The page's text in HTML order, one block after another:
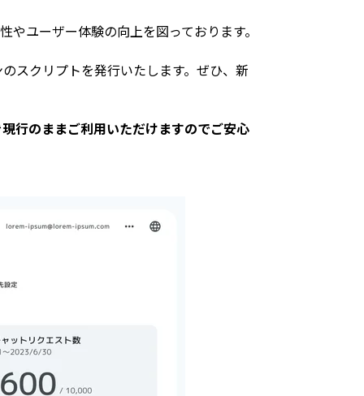
ユーザー体験の向上を図っております。
スクリプトを発行いたします。ぜひ、新
行のままご利用いただけますのでご安心